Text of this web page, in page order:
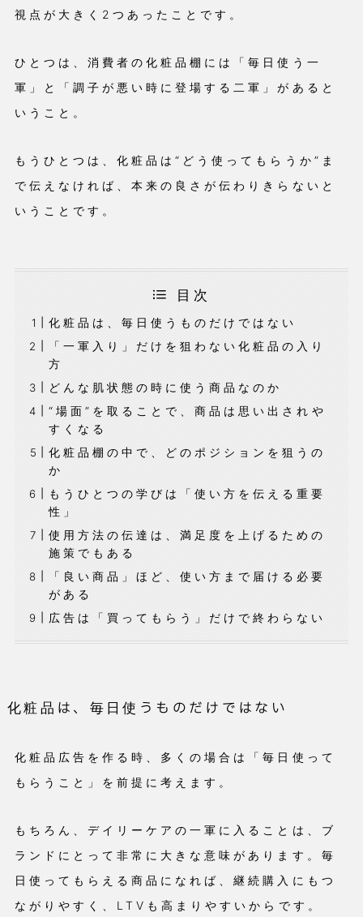
視点が大きく2つあったことです。
ひとつは、消費者の化粧品棚には「毎日使う一
軍」と「調子が悪い時に登場する二軍」があると
いうこと。
もうひとつは、化粧品は“どう使ってもらうか”ま
で伝えなければ、本来の良さが伝わりきらないと
いうことです。
目次
化粧品は、毎日使うものだけではない
「一軍入り」だけを狙わない化粧品の入り
方
どんな肌状態の時に使う商品なのか
“場面”を取ることで、商品は思い出されや
すくなる
化粧品棚の中で、どのポジションを狙うの
か
もうひとつの学びは「使い方を伝える重要
性」
使用方法の伝達は、満足度を上げるための
施策でもある
「良い商品」ほど、使い方まで届ける必要
がある
広告は「買ってもらう」だけで終わらない
化粧品は、毎日使うものだけではない
化粧品広告を作る時、多くの場合は「毎日使って
もらうこと」を前提に考えます。
もちろん、デイリーケアの一軍に入ることは、ブ
ランドにとって非常に大きな意味があります。毎
日使ってもらえる商品になれば、継続購入にもつ
ながりやすく、LTVも高まりやすいからです。